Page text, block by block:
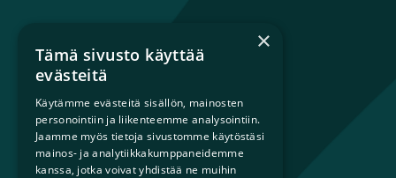
Mikä on sateenkaariperhe?
Lapsiperheille
Ammattilaisille
Päättäjille
×
Tämä sivusto käyttää
evästeitä
Käytämme evästeitä sisällön, mainosten
personointiin ja liikenteemme analysointiin.
Jaamme myös tietoja sivustomme käytöstäsi
mainos- ja analytiikkakumppaneidemme
kanssa, jotka voivat yhdistää ne muihin